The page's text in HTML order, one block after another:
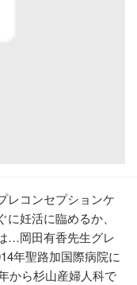
レコンセプションケ
妊活に臨めるか、
…岡田有香先生グレ
年聖路加国際病院に
から杉山産婦人科で